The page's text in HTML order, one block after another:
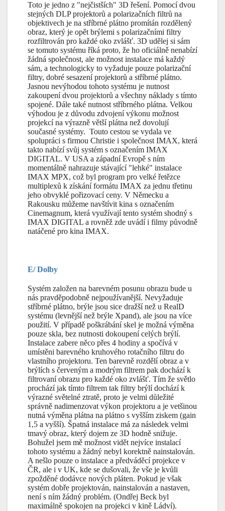
Toto je jedno z "nejčistších" 3D řešení. Pomocí dvou
stejných DLP projektorů a polarizačních filtrů na
objektivech je na stříbrné plátno promítán rozdělený
obraz, který je opět brýlemi s polarizačními filtry
rozfiltrován pro každé oko zvlášť. 3D udělej si sám
se tomuto systému říká proto, že ho oficiálně nenabízí
žádná společnost, ale možnost instalace má každý
sám, a technologicky to vyžaduje pouze polarizační
filtry, dobré sesazení projektorů a stříbrné plátno.
Jasnou nevýhodou tohoto systému je nutnost
zakoupení dvou projektorů a všechny náklady s tímto
spojené. Dále také nutnost stříbrného plátna. Velkou
výhodou je z důvodu zdvojení výkonu možnost
projekcí na výrazně větší plátna než dovolují
současné systémy. Touto cestou se vydala ve
spolupráci s firmou Christie i společnost IMAX, která
takto nabízí svůj systém s označením IMAX
DIGITAL. V USA a západní Evropě s ním
momentálně nahrazuje stávající "lehké" instalace
IMAX MPX, což byl program pro velké řetězce
multiplexů k získání formátu IMAX za jednu třetinu
jeho obvyklé pořizovací ceny. V Německu a
Rakousku můžeme navštívit kina s označením
Cinemagnum, která využívají tento systém shodný s
IMAX DIGITAL a rovněž zde uvádí i filmy původně
natáčené pro kina IMAX.
E/ Dolby
Systém založen na barevném posunu obrazu bude u
nás pravděpodobně nejpoužívanější. Nevyžaduje
stříbrné plátno, brýle jsou sice dražší než u RealD
systému (levnější než brýle Xpand), ale jsou na více
použití. V případě poškrábání skel je možná výměna
pouze skla, bez nutnosti dokoupení celých brýlí.
Instalace zabere něco přes 4 hodiny a spočívá v
umístěni barevného kruhového rotačního filtru do
vlastního projektoru. Ten barevně rozdělí obraz a v
brýlích s červeným a modrým filtrem pak dochází k
filtrovaní obrazu pro každé oko zvlášť. Tím že světlo
prochází jak tímto filtrem tak filtry brýlí dochází k
výrazné světelné ztratě, proto je velmi důležité
správně nadimenzovat výkon projektoru a je vetšinou
nutná výměna plátna na plátno s vyšším ziskem (gain
1,5 a vyšší). Špatná instalace má za následek velmi
tmavý obraz, který dojem ze 3D hodně snižuje.
Bohužel jsem mě možnost vidět nejvíce instalací
tohoto systému a žádný nebyl korektně nainstalován.
A nešlo pouze o instalace a předváděcí projekce v
ČR, ale i v UK, kde se dušovali, že vše je kvůli
zpožděné dodávce nových pláten. Pokud je však
systém dobře projektován, nainstalován a nastaven,
není s ním žádný problém. (Ondřej Beck byl
maximálně spokojen na projekci v kině Ládví).